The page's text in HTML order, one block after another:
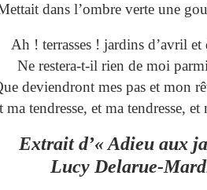
dans l’ombre verte une
Ah ! terrasses ! jardins d’avril et
Ne restera-t-il rien de moi
deviendront mes pas et mon
ma tendresse, et ma tendresse, et
Extrait d’« Adieu aux
Lucy Delarue-